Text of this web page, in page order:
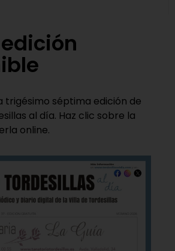
trigésimo séptima edición de
al día. Haz clic sobre la
online.